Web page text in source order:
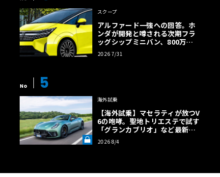
スクープ
アルファード一強への回答。ホ
ンダが開発と噂される次期フラ
ッグシップミニバン、800万円
超の勝算【予想CG】
2026 7/31
No 5
海外試乗
【海外試乗】マセラティが放つV
6の咆哮。聖地トリエステで試す
「グランカブリオ」など最新ト
ロフェオ3台の官能評価《LE VO
LANT LAB》
2026 8/4